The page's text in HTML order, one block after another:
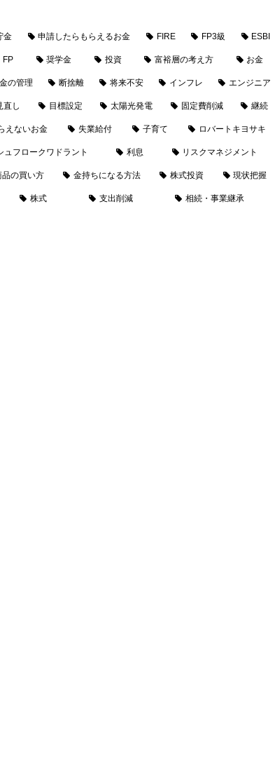
金 申請したらもらえるお金 FIRE FP3級 ESBI
FP 奨学金 投資 富裕層の考え方 お金
の管理 断捨離 将来不安 インフレ エンジニア
直し 目標設定 太陽光発電 固定費削減 継続
えないお金 失業給付 子育て ロバートキヨサキ
ュフロークワドラント 利息 リスクマネジメント
品の買い方 金持ちになる方法 株式投資 現状把握
株式 支出削減 相続・事業継承